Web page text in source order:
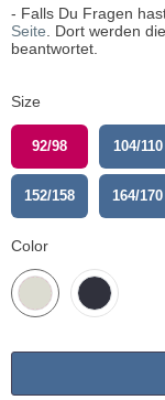
- Falls Du Fragen
Seite. Dort werden
beantwortet.
Size
92/98 104/110
152/158 164/170
Color